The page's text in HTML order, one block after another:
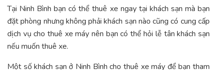
Tại Ninh Bình bạn có thể thuê xe ngay tại khách sạn mà bạn
đặt phòng nhưng không phải khách sạn nào cũng có cung cấp
dịch vụ cho thuê xe máy nên bạn có thể hỏi lễ tân khách sạn
nếu muốn thuê xe.
Một số khách sạn ở Ninh Bình cho thuê xe máy để bạn tham